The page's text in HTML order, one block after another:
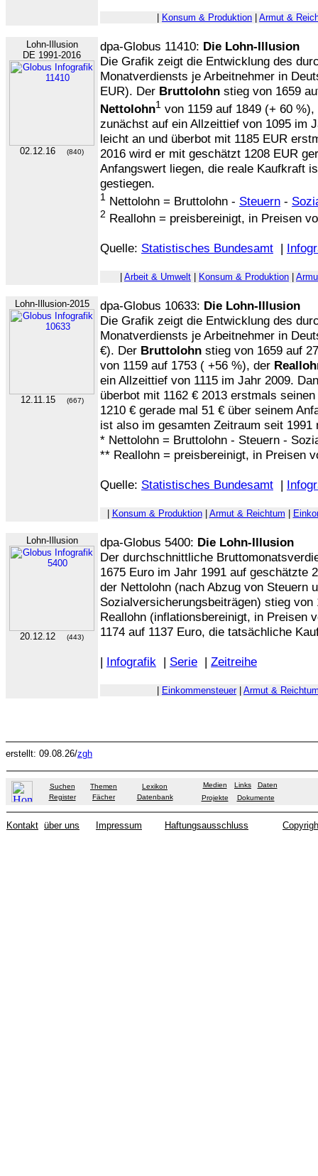
| Konsum & Produktion | Armut &
Lohn-Illusion
DE 1991-2016
02.12.16 (840)
dpa-Globus 11410: Die Lohn-Illusion
Die Grafik zeigt die Entwicklung des
Monatverdiensts je Arbeitnehmer in
EUR). Der Bruttolohn stieg von 1659
Nettolohn1 von 1159 auf 1849 (+ 60
zunächst auf ein Allzeittief von 1095 im
leicht an und überbot mit 1185 EUR
2016 wird er mit geschätzt 1208 EUR
Anfangswert liegen, die reale Kaufkraft
gestiegen.
1 Nettolohn = Bruttolohn - Steuern -
2 Reallohn = preisbereinigt, in Preisen
Quelle: Statistisches Bundesamt |
Arbeit & Umwelt Konsum & Produktion
Lohn-Illusion-2015
12.11.15 (667)
dpa-Globus 10633: Die Lohn-Illusion
Die Grafik zeigt die Entwicklung des
Monatverdiensts je Arbeitnehmer in
€). Der Bruttolohn stieg von 1659 auf
von 1159 auf 1753 ( +56 %), der
ein Allzeittief von 1115 im Jahr 2009.
überbot mit 1162 € 2013 erstmals
1210 € gerade mal 51 € über seinem
ist also im gesamten Zeitraum seit 1991
* Nettolohn = Bruttolohn - Steuern -
** Reallohn = preisbereinigt, in Preisen
Quelle: Statistisches Bundesamt |
Konsum & Produktion| Armut & Reichtum
Lohn-Illusion
20.12.12 (443)
dpa-Globus 5400: Die Lohn-Illusion
Der durchschnittliche
1675 Euro im Jahr 1991 auf geschätzte
der Nettolohn (nach Abzug von Steuern
Sozialversicherungsbeiträgen) stieg von
Reallohn (inflationsbereinigt, in Preisen
1174 auf 1137 Euro, die tatsächliche
| Infografik | Serie | Zeitreihe
Einkommensteuer| Armut &
erstellt: 09.08.26/zgh
Suchen Themen
Lexikon
Register
Fächer Datenbank
Medien Links
Daten
Projekte
Dokumente
Kontakt über uns Impressum Haftungsausschluss